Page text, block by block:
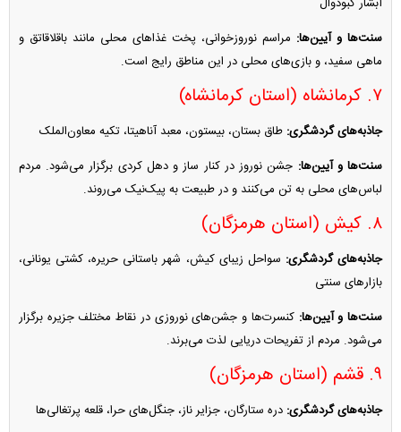
سنت‌ها و آیین‌ها: مراسم نوروزخوانی، پخت غذا‌های محلی مانند باقلاقاتق و
ماهی سفید، و بازی‌های محلی در این مناطق رایج است.
۷. کرمانشاه (استان کرمانشاه)
جاذبه‌های گردشگری: طاق بستان، بیستون، معبد آناهیتا، تکیه معاون‌الملک
سنت‌ها و آیین‌ها: جشن نوروز در کنار ساز و دهل کردی برگزار می‌شود. مردم
لباس‌های محلی به تن می‌کنند و در طبیعت به پیک‌نیک می‌روند.
۸. کیش (استان هرمزگان)
جاذبه‌های گردشگری: سواحل زیبای کیش، شهر باستانی حریره، کشتی یونانی،
بازار‌های سنتی
سنت‌ها و آیین‌ها:کنسرت‌ها و جشن‌های نوروزی در نقاط مختلف جزیره برگزار
می‌شود. مردم از تفریحات دریایی لذت می‌برند.
۹. قشم (استان هرمزگان)
جاذبه‌های گردشگری: دره ستارگان، جزایر ناز، جنگل‌های حرا، قلعه پرتغالی‌ها